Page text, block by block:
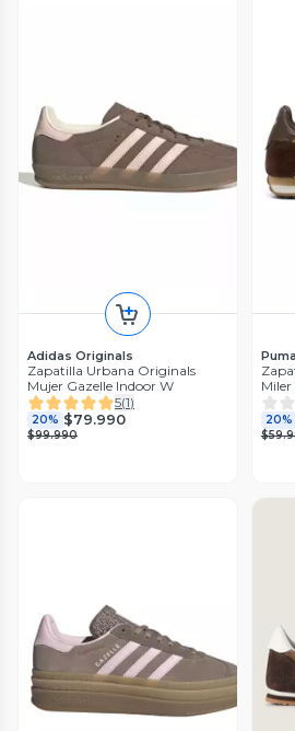
Adidas Originals
Zapatilla Urbana Originals
Mujer Gazelle Indoor W
5(1)
20% $79.990
$99.990
Puma
Miler
20%